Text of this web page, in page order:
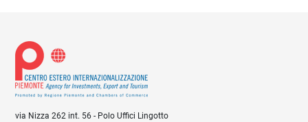
via Nizza 262 int. 56 - Polo Uffici Lingotto